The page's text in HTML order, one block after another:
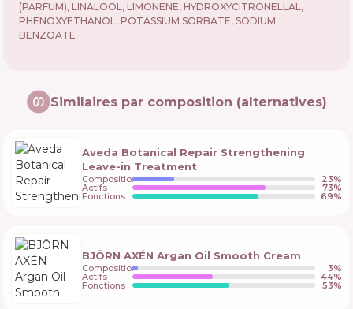
(PARFUM), LINALOOL, LIMONENE, HYDROXYCITRONELLAL,
PHENOXYETHANOL, POTASSIUM SORBATE, SODIUM
BENZOATE
Similaires par composition (alternatives)
Aveda Botanical Repair Strengthening
Leave-in Treatment
Composition 23%
Actifs 73%
Fonctions 69%
BJÖRN AXÉN Argan Oil Smooth Cream
Composition 3%
Actifs 44%
Fonctions 53%